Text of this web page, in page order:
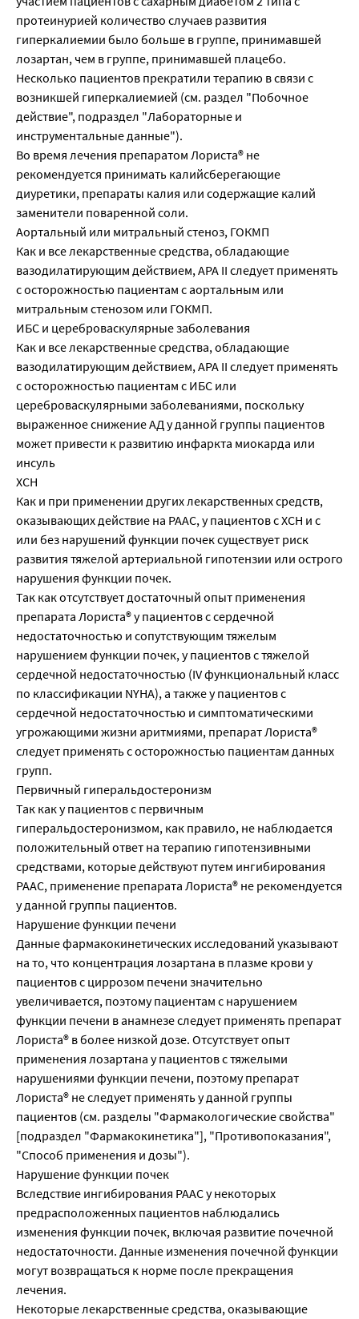
протеинурией количество случаев развития
гиперкалиемии было больше в группе, принимавшей
лозартан, чем в группе, принимавшей плацебо.
Несколько пациентов прекратили терапию в связи с
возникшей гиперкалиемией (см. раздел "Побочное
действие", подраздел "Лабораторные и
инструментальные данные").
Во время лечения препаратом Лориста® не
рекомендуется принимать калийсберегающие
диуретики, препараты калия или содержащие калий
заменители поваренной соли.
Аортальный или митральный стеноз, ГОКМП
Как и все лекарственные средства, обладающие
вазодилатирующим действием, АРА II следует применять
с осторожностью пациентам с аортальным или
митральным стенозом или ГОКМП.
ИБС и цереброваскулярные заболевания
Как и все лекарственные средства, обладающие
вазодилатирующим действием, АРА II следует применять
с осторожностью пациентам с ИБС или
цереброваскулярными заболеваниями, поскольку
выраженное снижение АД у данной группы пациентов
может привести к развитию инфаркта миокарда или
инсуль
ХСН
Как и при применении других лекарственных средств,
оказывающих действие на РААС, у пациентов с ХСН и с
или без нарушений функции почек существует риск
развития тяжелой артериальной гипотензии или острого
нарушения функции почек.
Так как отсутствует достаточный опыт применения
препарата Лориста® у пациентов с сердечной
недостаточностью и сопутствующим тяжелым
нарушением функции почек, у пациентов с тяжелой
сердечной недостаточностью (IV функциональный класс
по классификации NYHA), а также у пациентов с
сердечной недостаточностью и симптоматическими
угрожающими жизни аритмиями, препарат Лориста®
следует применять с осторожностью пациентам данных
групп.
Первичный гиперальдостеронизм
Так как у пациентов с первичным
гиперальдостеронизмом, как правило, не наблюдается
положительный ответ на терапию гипотензивными
средствами, которые действуют путем ингибирования
РААС, применение препарата Лориста® не рекомендуется
у данной группы пациентов.
Нарушение функции печени
Данные фармакокинетических исследований указывают
на то, что концентрация лозартана в плазме крови у
пациентов с циррозом печени значительно
увеличивается, поэтому пациентам с нарушением
функции печени в анамнезе следует применять препарат
Лориста® в более низкой дозе. Отсутствует опыт
применения лозартана у пациентов с тяжелыми
нарушениями функции печени, поэтому препарат
Лориста® не следует применять у данной группы
пациентов (см. разделы "Фармакологические свойства"
[подраздел "Фармакокинетика"], "Противопоказания",
"Способ применения и дозы").
Нарушение функции почек
Вследствие ингибирования РААС у некоторых
предрасположенных пациентов наблюдались
изменения функции почек, включая развитие почечной
недостаточности. Данные изменения почечной функции
могут возвращаться к норме после прекращения
лечения.
Некоторые лекарственные средства, оказывающие